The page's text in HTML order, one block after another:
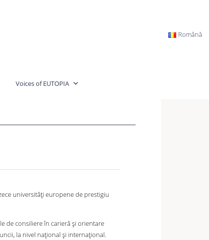
Voices of EUTOPIA
Română
universități europene de prestigiu
de consiliere în carieră și orientare
la nivel național și internațional.